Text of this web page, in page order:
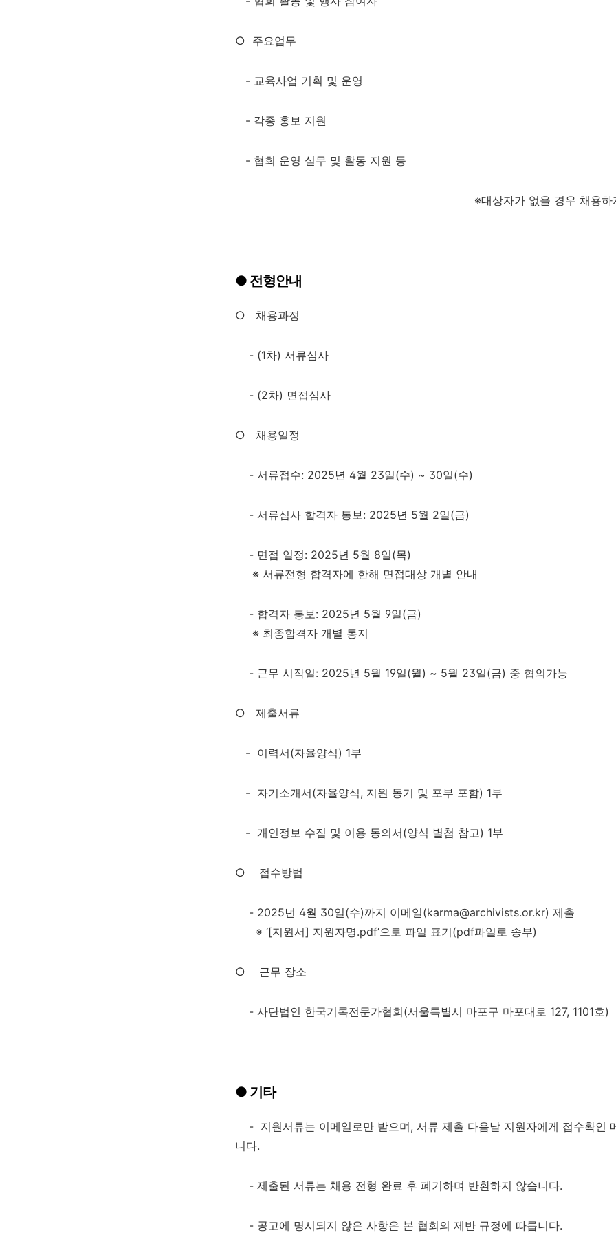
○ 주요업무
- 교육사업 기획 및 운영
- 각종 홍보 지원
- 협회 운영 실무 및 활동 지원 등
※대상자가 없을 경우 채용
● 전형안내
○ 채용과정
- (1차) 서류심사
- (2차) 면접심사
○ 채용일정
- 서류접수: 2025년 4월 23일(수) ~ 30일(수)
- 서류심사 합격자 통보: 2025년 5월 2일(금)
- 면접 일정: 2025년 5월 8일(목)
※ 서류전형 합격자에 한해 면접대상 개별 안내
- 합격자 통보: 2025년 5월 9일(금)
※ 최종합격자 개별 통지
- 근무 시작일: 2025년 5월 19일(월) ~ 5월 23일(금) 중 협의가능
○ 제출서류
- 이력서(자율양식) 1부
- 자기소개서(자율양식, 지원 동기 및 포부 포함) 1부
- 개인정보 수집 및 이용 동의서(양식 별첨 참고) 1부
○ 접수방법
- 2025년 4월 30일(수)까지 이메일(karma@archivists.or.kr) 제출
※ ‘[지원서] 지원자명.pdf’으로 파일 표기(pdf파일로 송부)
○ 근무 장소
- 사단법인 한국기록전문가협회(서울특별시 마포구 마포대로 127, 1101호)
● 기타
- 지원서류는 이메일로만 받으며, 서류 제출 다음날 지원자에게 접수확인
니다.
- 제출된 서류는 채용 전형 완료 후 폐기하며 반환하지 않습니다.
- 공고에 명시되지 않은 사항은 본 협회의 제반 규정에 따릅니다.